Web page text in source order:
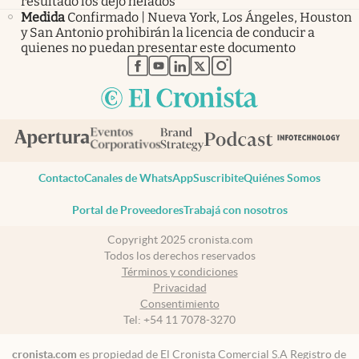
Medida Confirmado | Nueva York, Los Ángeles, Houston
y San Antonio prohibirán la licencia de conducir a
quienes no puedan presentar este documento
abre en nueva pestaña
abre en nueva pestaña
abre en nueva pestaña
abre en nueva pestaña
abre en nueva pestaña
ContactoCanales de WhatsAppSuscribiteQuiénes Somos
Portal de ProveedoresTrabajá con nosotros
Copyright 2025 cronista.com
Todos los derechos reservados
Términos y condiciones
Privacidad
Consentimiento
Tel: +54 11 7078-3270
cronista.com es propiedad de El Cronista Comercial S.A Registro de